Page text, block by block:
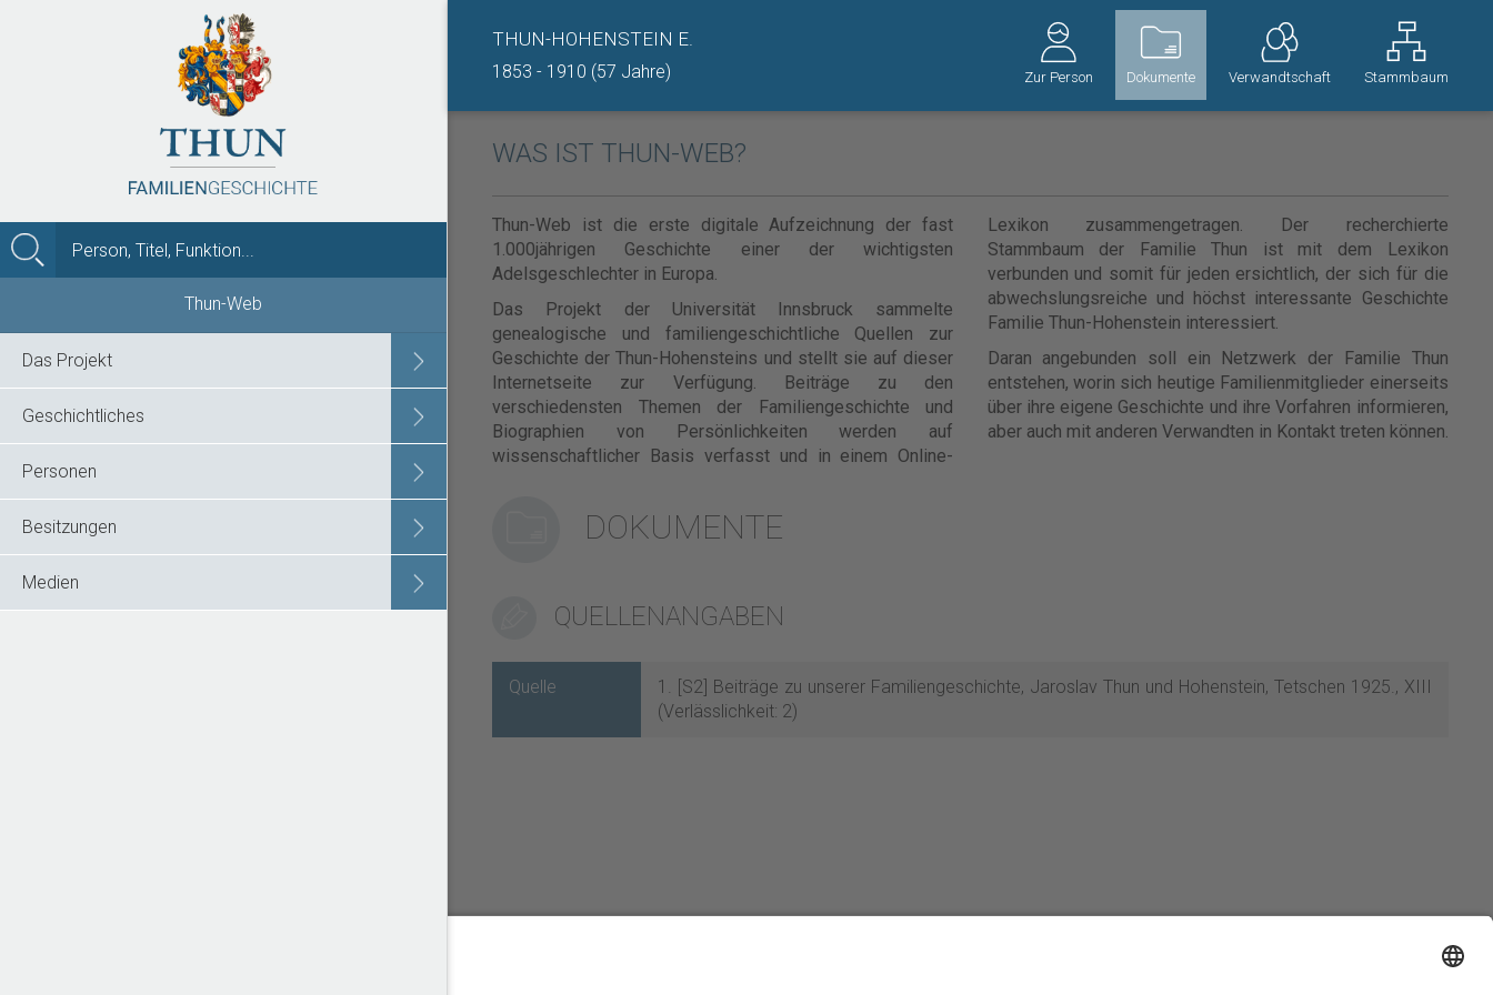
Thun-Web
Das Projekt
Geschichtliches
Personen
Besitzungen
Medien
WAS IST THUN-WEB?
Thun-Web ist die erste digitale Aufzeichnung der fast
1.000jährigen Geschichte einer der wichtigsten
Adelsgeschlechter in Europa.
Das Projekt der Universität Innsbruck sammelte
genealogische und familiengeschichtliche Quellen zur
Geschichte der Thun-Hohensteins und stellt sie auf dieser
Internetseite zur Verfügung. Beiträge zu den
verschiedensten Themen der Familiengeschichte und
Biographien von Persönlichkeiten werden auf
wissenschaftlicher Basis verfasst und in einem Online-
Lexikon zusammengetragen. Der recherchierte
Stammbaum der Familie Thun ist mit dem Lexikon
verbunden und somit für jeden ersichtlich, der sich für die
abwechslungsreiche und höchst interessante Geschichte
Familie Thun-Hohenstein interessiert.
Daran angebunden soll ein Netzwerk der Familie Thun
entstehen, worin sich heutige Familienmitglieder einerseits
über ihre eigene Geschichte und ihre Vorfahren informieren,
aber auch mit anderen Verwandten in Kontakt treten können.
DOKUMENTE
QUELLENANGABEN
Quelle
1. [S2] Beiträge zu unserer Familiengeschichte, Jaroslav Thun und Hohenstein, Tetschen 1925., XIII
(Verlässlichkeit: 2)
THUN-HOHENSTEIN E.
1853 - 1910 (57 Jahre) Zur Person Dokumente Verwandtschaft Stammbaum